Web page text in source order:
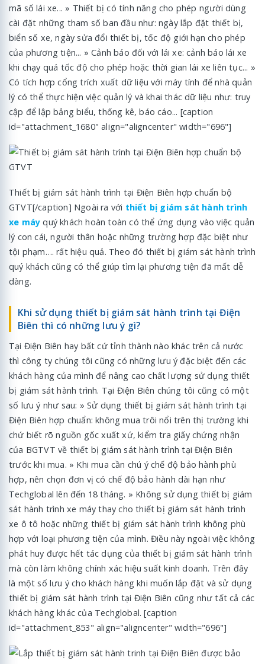
mã số lái xe... » Thiết bị có tính năng cho phép người dùng
cài đặt những tham số ban đầu như: ngày lắp đặt thiết bị,
biển số xe, ngày sửa đổi thiết bị, tốc độ giới hạn cho phép
của phương tiện... » Cảnh báo đối với lái xe: cảnh báo lái xe
khi chạy quá tốc độ cho phép hoặc thời gian lái xe liên tục... »
Có tích hợp cổng trích xuất dữ liệu với máy tính để nhà quản
lý có thể thực hiện việc quản lý và khai thác dữ liệu như: truy
cập để lập bảng biểu, thống kê, báo cáo... [caption
id="attachment_1680" align="aligncenter" width="696"]
Thiết bị giám sát hành trình tại Điện Biên hợp chuẩn bộ
GTVT[/caption] Ngoài ra với thiết bị giám sát hành trình
xe máy quý khách hoàn toàn có thể ứng dụng vào việc quản
lý con cái, người thân hoặc những trường hợp đặc biệt như
tội phạm…. rất hiệu quả. Theo đó thiết bị giám sát hành trình
quý khách cũng có thể giúp tìm lại phương tiện đã mất dễ
dàng.
Khi sử dụng thiết bị giám sát hành trình tại Điện
Biên thì có những lưu ý gì?
Tại Điện Biên hay bất cứ tỉnh thành nào khác trên cả nước
thì công ty chúng tôi cũng có những lưu ý đặc biệt đến các
khách hàng của mình để nâng cao chất lượng sử dụng thiết
bị giám sát hành trình. Tại Điện Biên chúng tôi cũng có một
số lưu ý như sau: » Sử dụng thiết bị giám sát hành trình tại
Điện Biên hợp chuẩn: không mua trôi nổi trên thị trường khi
chứ biết rõ nguồn gốc xuất xứ, kiểm tra giấy chứng nhận
của BGTVT về thiết bị giám sát hành trình tại Điện Biên
trước khi mua. » Khi mua cần chú ý chế độ bảo hành phù
hợp, nên chọn đơn vị có chế độ bảo hành dài hạn như
Techglobal lên đến 18 tháng. » Không sử dụng thiết bị giám
sát hành trình xe máy thay cho thiết bị giám sát hành trình
xe ô tô hoặc những thiết bị giám sát hành trình không phù
hợp với loại phương tiện của mình. Điều này ngoài việc không
phát huy được hết tác dụng của thiết bị giám sát hành trình
mà còn làm không chính xác hiệu suất kinh doanh. Trên đây
là một số lưu ý cho khách hàng khi muốn lắp đặt và sử dụng
thiết bị giám sát hành trình tại Điện Biên cũng như tất cả các
khách hàng khác của Techglobal. [caption
id="attachment_853" align="aligncenter" width="696"]